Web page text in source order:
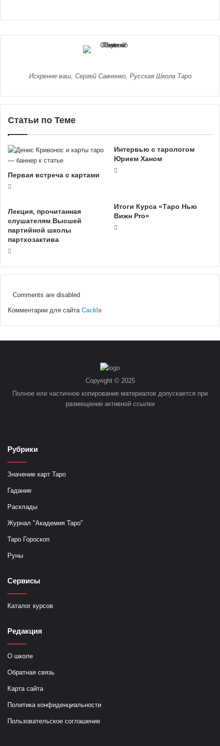
Искренне ваш, Сергей Савченко, Русская Школа Таро
Статьи по Теме
Первая встреча с картами
Интервью с тарологом
Юрием Ханом
Лекция, прочитанная
слушателям Высшей
партийной школы
партхозактива
Итоги Курса «Таро Нью
Вижн Pro»
Comments are disabled
Комментарии для сайта Cackl e
Copyright © 2025
Полное или частичное копирование материалов допускается при
размещении активной ссылки
Рубрики
Значение карт Таро
Гадание
Расклады
Журнал "Академия Таро"
Таро Гороскоп
Руны
Сервисы
Каталог курсов
Редакция
О школе
Обратная связь
Карта сайта
Политика конфиденциальности
Пользовательское соглашение